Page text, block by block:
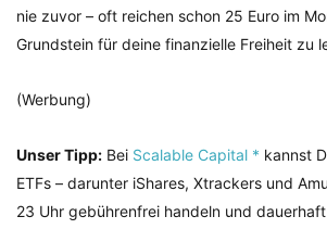
nie zuvor – oft reichen schon 25 Euro im
Grundstein für deine finanzielle Freiheit zu
(Werbung)
Unser Tipp: Bei Scalable Capital * kannst
ETFs – darunter iShares, Xtrackers und
23 Uhr gebührenfrei handeln und